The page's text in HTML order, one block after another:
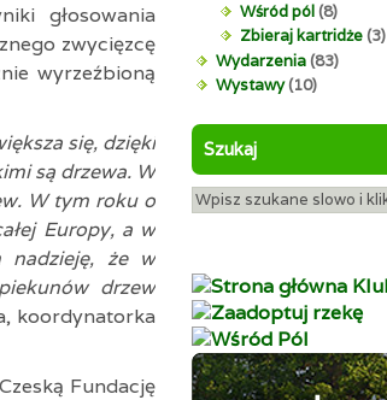
głosowania
zwycięzcę
wyrzeźbioną
się, dzięki
są drzewa. W
W tym roku o
Europy, a w
nadzieję, że w
drzew
koordynatorka
Fundację
Wśród pól(8)
Zbieraj kartridże(3)
Wydarzenia(83)
Wystawy(10)
Szukaj